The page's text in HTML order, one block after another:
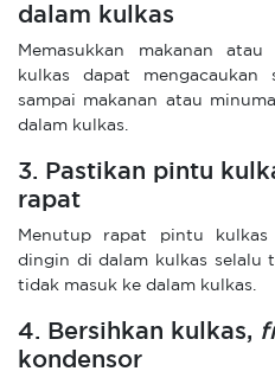
dalam kulkas
Memasukkan makanan
kulkas dapat
sampai makanan atau
dalam kulkas.
3. Pastikan pintu
rapat
Menutup rapat pintu
dingin di dalam kulkas selalu
tidak masuk ke dalam kulkas.
4. Bersihkan kulkas,
kondensor